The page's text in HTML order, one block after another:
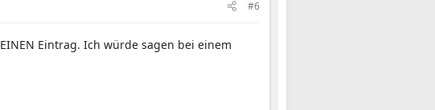
#6
Eintrag. Ich würde sagen bei einem